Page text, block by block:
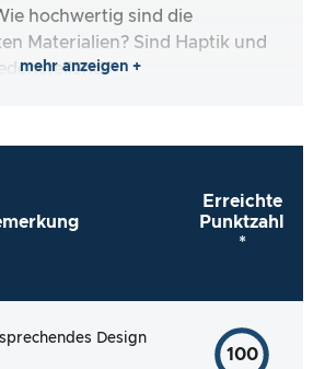
hochwertig sind die
Materialien? Sind Haptik und
mehr anzeigen +
Erreichte
Punktzahl
*
Design
100